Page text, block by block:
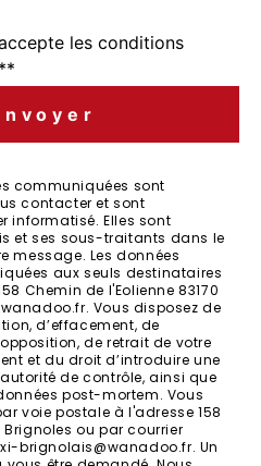
les conditions
communiquées sont
contacter et sont
informatisé. Elles sont
et ses sous-traitants dans le
message. Les données
aux seuls destinataires
Chemin de l'Eolienne 83170
Vous disposez de
d’effacement, de
de retrait de votre
et du droit d’introduire une
de contrôle, ainsi que
post-mortem. Vous
voie postale à l'adresse 158
Brignoles ou par courrier
brignolais@wanadoo.fr. Un